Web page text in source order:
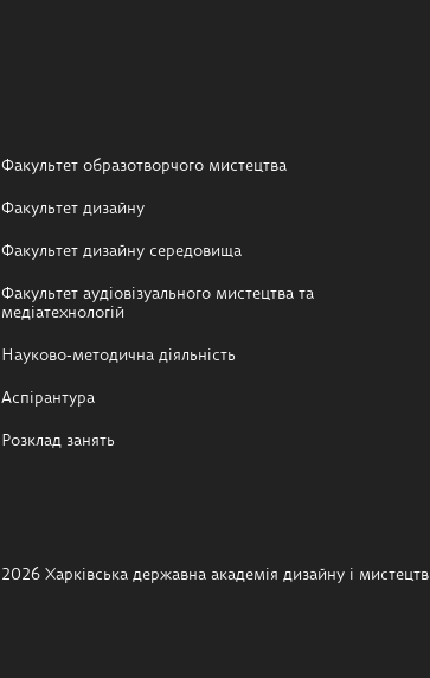
Факультет образотворчого мистецтва
Факультет дизайну
Факультет дизайну середовища
Факультет аудіовізуального мистецтва та
медіатехнологій
Науково-методична діяльність
Аспірантура
Розклад занять
2026 Харківська державна академія дизайну і мистецтв